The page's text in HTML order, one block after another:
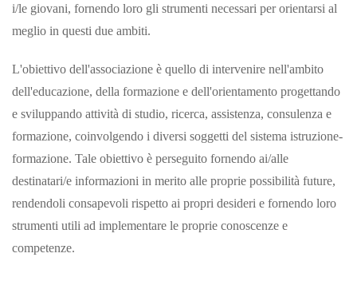
i/le giovani, fornendo loro gli strumenti necessari per orientarsi al
meglio in questi due ambiti.
L'obiettivo dell'associazione è quello di intervenire nell'ambito
dell'educazione, della formazione e dell'orientamento progettando
e sviluppando attività di studio, ricerca, assistenza, consulenza e
formazione, coinvolgendo i diversi soggetti del sistema istruzione-
formazione. Tale obiettivo è perseguito fornendo ai/alle
destinatari/e informazioni in merito alle proprie possibilità future,
rendendoli consapevoli rispetto ai propri desideri e fornendo loro
strumenti utili ad implementare le proprie conoscenze e
competenze.